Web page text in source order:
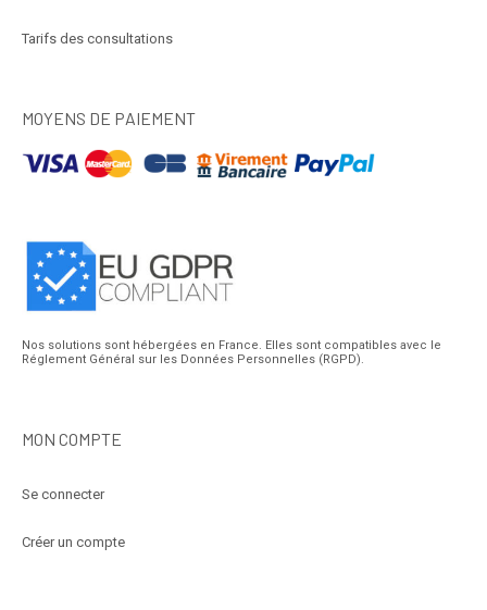
Tarifs des consultations
MOYENS DE PAIEMENT
Nos solutions sont hébergées en France. Elles sont compatibles avec le
Réglement Général sur les Données Personnelles (RGPD).
MON COMPTE
Se connecter
Créer un compte